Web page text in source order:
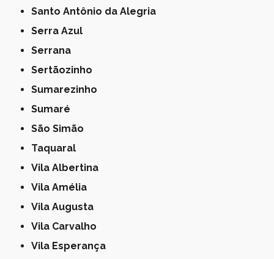
Santo Antônio da Alegria
Serra Azul
Serrana
Sertãozinho
Sumarezinho
Sumaré
São Simão
Taquaral
Vila Albertina
Vila Amélia
Vila Augusta
Vila Carvalho
Vila Esperança